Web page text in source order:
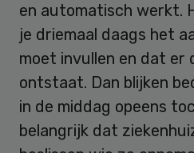
en automatisch werkt.
je driemaal daags het
moet invullen en dat er
ontstaat. Dan blijken
in de middag opeens
belangrijk dat